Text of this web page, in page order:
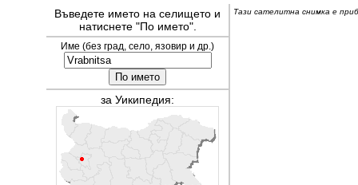
Въведете името на селището и
натиснете "По името".
Тази сателитна снимка е
Име (без град, село, язовир и др.)
за Уикипедия: